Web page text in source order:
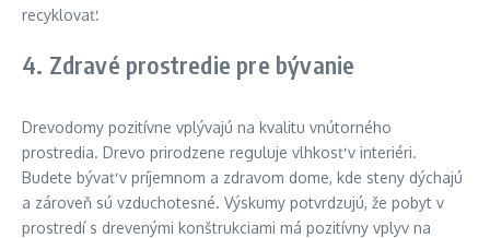
recyklovať.
4. Zdravé prostredie pre bývanie
Drevodomy pozitívne vplývajú na kvalitu vnútorného
prostredia. Drevo prirodzene reguluje vlhkosť v interiéri.
Budete bývať v príjemnom a zdravom dome, kde steny dýchajú
a zároveň sú vzduchotesné. Výskumy potvrdzujú, že pobyt v
prostredí s drevenými konštrukciami má pozitívny vplyv na